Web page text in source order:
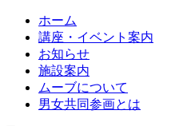
ホーム
講座・イベント案内
お知らせ
施設案内
ムーブについて
男女共同参画とは